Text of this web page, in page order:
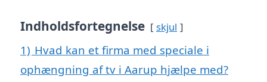
Indholdsfortegnelse skjul
1) Hvad kan et firma med speciale i
ophængning af tv i Aarup hjælpe med?